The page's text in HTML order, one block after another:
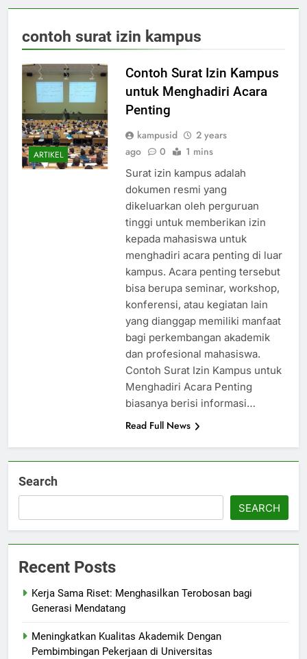
contoh surat izin kampus
ARTIKEL
Contoh Surat Izin Kampus
untuk Menghadiri Acara
Penting
kampusid
2 years
ago
0 1 mins
Surat izin kampus adalah
dokumen resmi yang
dikeluarkan oleh perguruan
tinggi untuk memberikan izin
kepada mahasiswa untuk
menghadiri acara penting di luar
kampus. Acara penting tersebut
bisa berupa seminar, workshop,
konferensi, atau kegiatan lain
yang dianggap memiliki manfaat
bagi perkembangan akademik
dan profesional mahasiswa.
Contoh Surat Izin Kampus untuk
Menghadiri Acara Penting
biasanya berisi informasi…
Read Full News
Search
SEARCH
Recent Posts
Kerja Sama Riset: Menghasilkan Terobosan bagi
Generasi Mendatang
Meningkatkan Kualitas Akademik Dengan
Pembimbingan Pekerjaan di Universitas